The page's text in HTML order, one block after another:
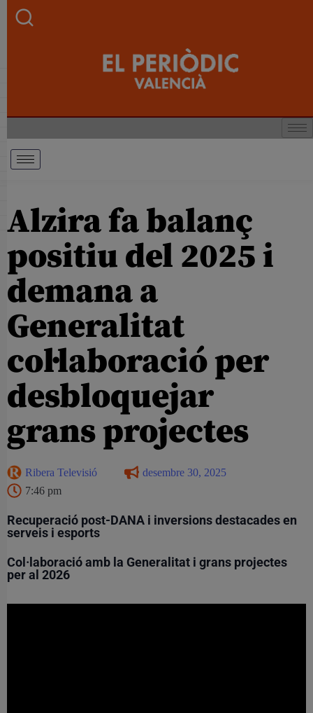
Alzira fa balanç
positiu del 2025 i
demana a
Generalitat
col·laboració per
desbloquejar
grans projectes
Ribera Televisió
desembre 30, 2025
7:46 pm
Recuperació post-DANA i inversions destacades en
serveis i esports
Col·laboració amb la Generalitat i grans projectes
per al 2026